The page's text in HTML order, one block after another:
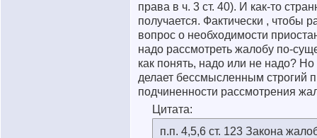
права в ч. 3 ст. 40). И как-то
получается. Фактически , чтобы
вопрос о необходимости
надо рассмотреть жалобу по-
как понять, надо или не надо? Но
делает бессмысленным строгий
подчиненности рассмотрения
Цитата:
п.п. 4,5,6 ст. 123 Закона